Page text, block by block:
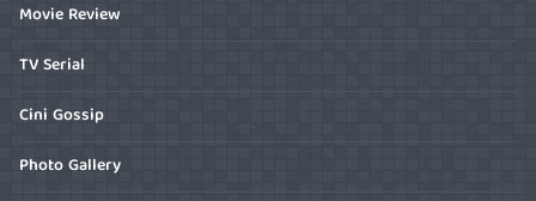
Movie Review
TV Serial
Cini Gossip
Photo Gallery